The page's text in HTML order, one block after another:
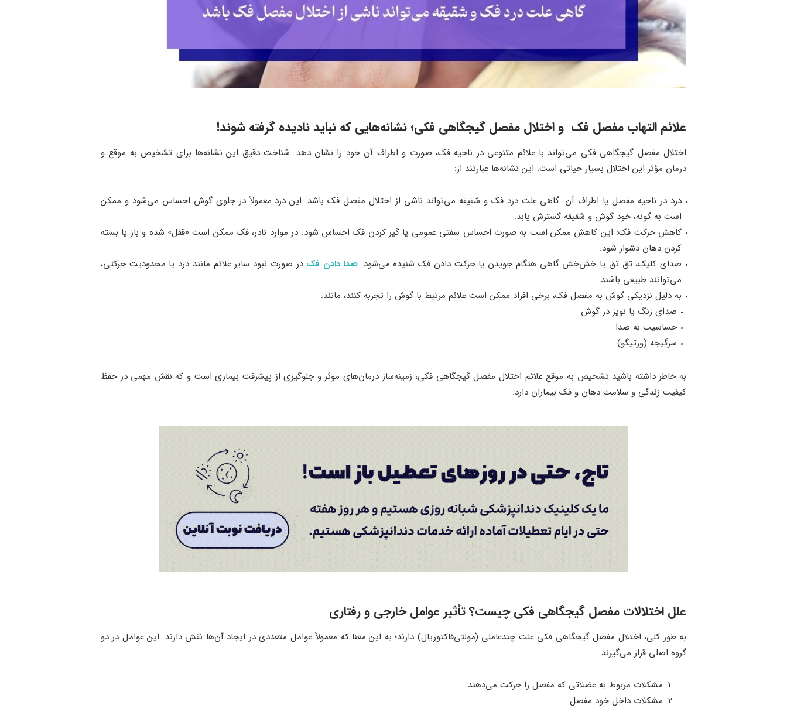
علائم التهاب مفصل فک و اختلال مفصل گیجگاهی فکی؛ نشانه‌هایی که نباید نادیده گرفته شوند!
اختلال مفصل گیجگاهی فکی می‌تواند با علائم متنوعی در ناحیه فک، صورت و اطراف آن خود را نشان دهد. شناخت دقیق این نشانه‌ها برای تشخیص به موقع و
درمان مؤثر این اختلال بسیار حیاتی است. این نشانه‌ها عبارتند از:
درد در ناحیه مفصل یا اطراف آن: گاهی علت درد فک و شقیقه می‌تواند ناشی از اختلال مفصل فک باشد. این درد معمولاً در جلوی گوش احساس می‌شود و ممکن
است به گونه، خود گوش و شقیقه گسترش یابد.
کاهش حرکت فک: این کاهش ممکن است به صورت احساس سفتی عمومی یا گیر کردن فک احساس شود. در موارد نادر، فک ممکن است «قفل» شده و باز یا بسته
کردن دهان دشوار شود.
صدای کلیک، تق تق یا خش‌خش گاهی هنگام جویدن یا حرکت دادن فک شنیده می‌شود:صدا دادن فک در صورت نبود سایر علائم مانند درد یا محدودیت حرکتی،
می‌توانند طبیعی باشند.
به دلیل نزدیکی گوش به مفصل فک، برخی افراد ممکن است علائم مرتبط با گوش را تجربه کنند، مانند:
صدای زنگ یا نویز در گوش
حساسیت به صدا
سرگیجه (ورتیگو)
به خاطر داشته باشید تشخیص به موقع علائم اختلال مفصل گیجگاهی فکی، زمینه‌ساز درمان‌های موثر و جلوگیری از پیشرفت بیماری است و که نقش مهمی در حفظ
کیفیت زندگی و سلامت دهان و فک بیماران دارد.
علل اختلالات مفصل گیجگاهی فکی چیست؟ تأثیر عوامل خارجی و رفتاری
به طور کلی، اختلال مفصل گیجگاهی فکی علت چندعاملی (مولتی‌فاکتوریال) دارند؛ به این معنا که معمولاً عوامل متعددی در ایجاد آن‌ها نقش دارند. این عوامل در دو
گروه اصلی قرار می‌گیرند:
مشکلات مربوط به عضلاتی که مفصل را حرکت می‌دهند
مشکلات داخل خود مفصل